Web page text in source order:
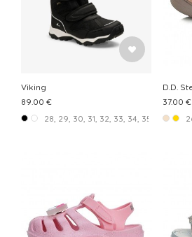
Viking
89.00 €
28, 29, 30, 31, 32, 33, 34, 35, 36
D.D.
37.00 €